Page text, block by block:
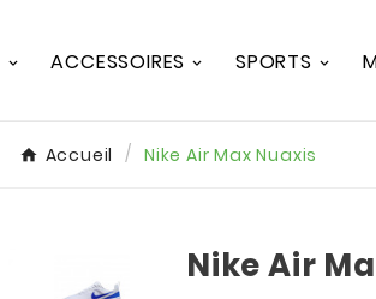
ACCESSOIRES SPORTS
Accueil Nike Air Max Nuaxis
Nike Air